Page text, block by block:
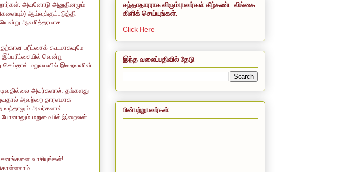
அவனோடு அனுதினமும்
ஆய்வுக்குட்படுத்தி
ஆணித்தரமாக
பரீட்சைக் கூடமாகவுமே
வென்று
செய்தால் மறுமையில் இறைவனின்
அவர்களால். தங்களது
அவற்றை தாரளமாக
வந்தாலும் அவர்களால்
போனாலும் மறுமையில் இறைவன்
வாசியுங்கள்!
கொள்ளலாம்.
சந்தாதாரராக விரும்புபவர்கள் கீழ்கண்ட லிங்கை
கிளிக் செய்யுங்கள்.
Click Here
இந்த வலைப்பதிவில் தேடு
பின்பற்றுபவர்கள்